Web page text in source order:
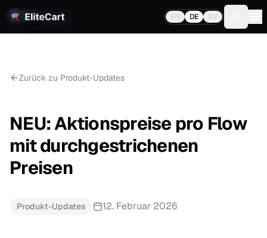
EN DE SV Toggle
Zurück zu Produkt-Updates
NEU: Aktionspreise pro Flow
mit durchgestrichenen
Preisen
Produkt-Updates 12. Februar 2026